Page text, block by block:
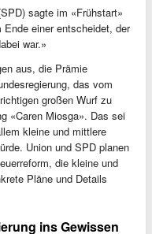
sagte im «Frühstart»
einer entscheidet, der
war.»
aus, die Prämie
das vom
großen Wurf zu
«Caren Miosga». Das sei
kleine und mittlere
Union und SPD planen
die kleine und
Pläne und Details
ins Gewissen